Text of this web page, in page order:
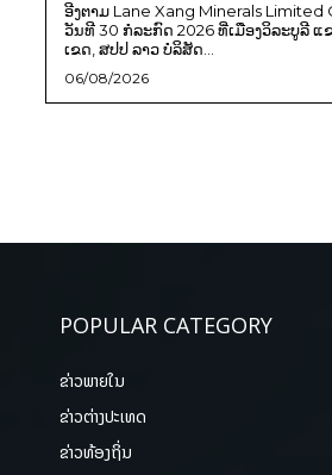
ອີງຕາມ Lane Xang Minerals Limited
ວັນທີ 30 ກໍລະກົດ 2026 ທີ່ເມືອງວິລະບູລີ
ເຂດ, ສປປ ລາວ ບໍລິສັດ...
06/08/2026
POPULAR CATEGORY
ຂ່າວພາຍ​ໃນ
ຂ່າວຕ່າງປະເທດ
ຂ່າວທ້ອງຖິ່ນ